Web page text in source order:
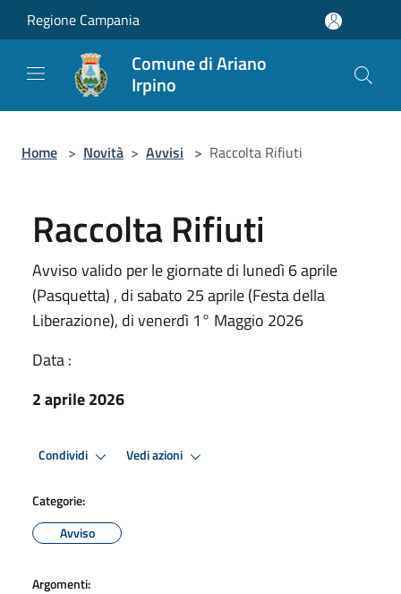
Salta al contenuto principale
Regione Campania
Comune di Ariano
Irpino
Home > Novità > Avvisi > Raccolta Rifiuti
Raccolta Rifiuti
Avviso valido per le giornate di lunedì 6 aprile
(Pasquetta) , di sabato 25 aprile (Festa della
Liberazione), di venerdì 1° Maggio 2026
Data :
2 aprile 2026
Condividi Vedi azioni
Categorie:
Avviso
Argomenti: